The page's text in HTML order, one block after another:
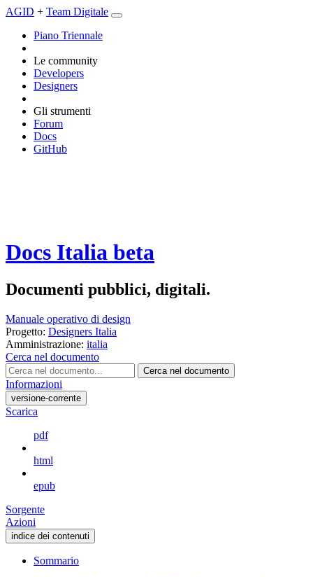
AGID + Team Digitale
Piano Triennale
Le community
Developers
Designers
Gli strumenti
Forum
Docs
GitHub
Docs Italia beta
Documenti pubblici, digitali.
Manuale operativo di design
Progetto: Designers Italia
Amministrazione: italia
Cerca nel documento
Cerca nel documento
Informazioni
versione-corrente
Scarica
pdf
html
epub
Sorgente
Azioni
indice dei contenuti
Sommario